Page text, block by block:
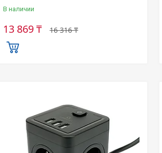
В наличии
16 316 ₸
13 869 ₸